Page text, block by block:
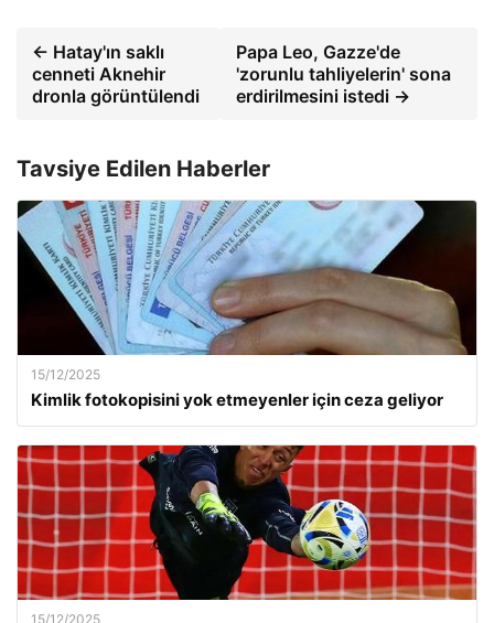
← Hatay'ın saklı
cenneti Aknehir
dronla görüntülendi
Papa Leo, Gazze'de
'zorunlu tahliyelerin' sona
erdirilmesini istedi →
Tavsiye Edilen Haberler
15/12/2025
Kimlik fotokopisini yok etmeyenler için ceza geliyor
15/12/2025